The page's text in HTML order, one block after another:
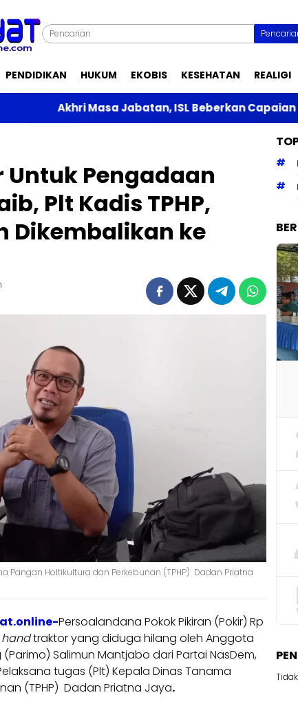
PENDIDIKAN HUKUM EKOBIS KESEHATAN REALIGI
Jabatan, ISL Beberkan Capaian Prestasi Saat
Untuk Pengadaan
Plt Kadis TPHP,
Dikembalikan ke
Pangan Holtikultura dan Perkebunan (TPHP) Dadan Priatna
Persoalandana Pokok Pikiran (Pokir) Rp
handtraktor yang diduga hilang oleh Anggota
Salimun Mantjabo dari Partai NasDem,
tugas (Plt) Kepala Dinas Tanama
(TPHP) Dadan Priatna Jaya.